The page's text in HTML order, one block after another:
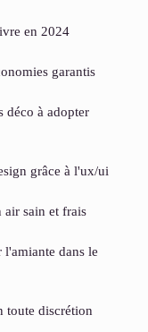
en 2024
garantis
déco à adopter
grâce à l'ux/ui
sain et frais
l'amiante dans le
toute discrétion